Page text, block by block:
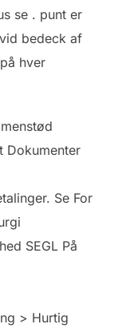
se . punt er
bedeck af
hver
Dokumenter
Se For
SEGL På
> Hurtig